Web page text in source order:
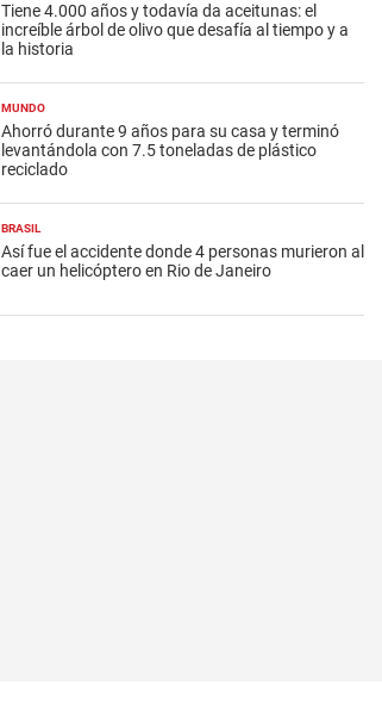
Tiene 4.000 años y todavía da aceitunas: el
increíble árbol de olivo que desafía al tiempo y a
la historia
MUNDO
Ahorró durante 9 años para su casa y terminó
levantándola con 7.5 toneladas de plástico
reciclado
BRASIL
Así fue el accidente donde 4 personas murieron al
caer un helicóptero en Rio de Janeiro